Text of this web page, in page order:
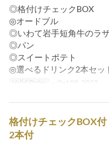
◎格付けチェックBOX
◎オードブル
◎いわて岩手短角牛のラ
◎パン
◎スイートポテト
◎選べるドリンク2本セッ
Valid Dates ~ Oct 08, 2022
格付けチェックBOX
2本付